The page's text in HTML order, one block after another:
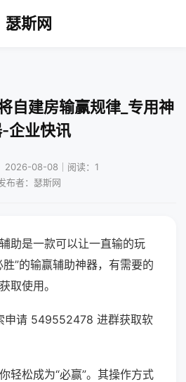
瑟斯网
自建房输赢规律_专用神
企业快讯
2026-08-08｜阅读：1
布者：瑟斯网
助是一款可以让一直输的玩
”的输赢辅助神器，有需要的
取使用。
申请 549552478 进群获取软
轻松成为“必赢”。其操作方式